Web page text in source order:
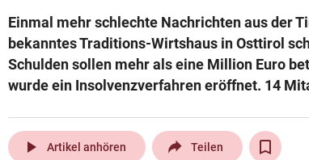
Einmal mehr schlechte Nachrichten aus der
bekanntes Traditions-Wirtshaus in Osttirol
Schulden sollen mehr als eine Million Euro
wurde ein Insolvenzverfahren eröffnet. 14
play_arrow Artikel anhören Teilen